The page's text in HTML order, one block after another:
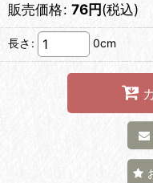
販売価格: 76円(税込)
長さ : 0cm